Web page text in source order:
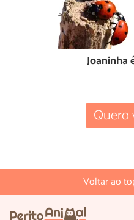
Joaninha
Quero
Voltar ao